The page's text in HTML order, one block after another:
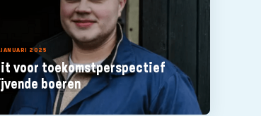
2025
voor toekomstperspectief
boeren